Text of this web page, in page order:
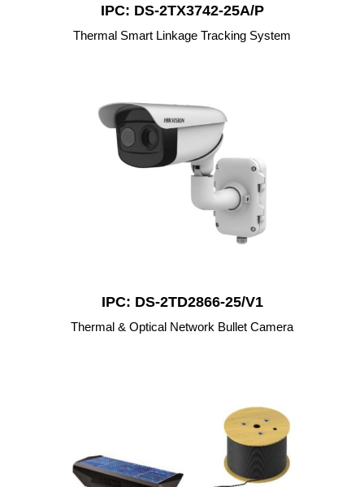
IPC: DS-2TX3742-25A/P
Thermal Smart Linkage Tracking System
IPC: DS-2TD2866-25/V1
Thermal & Optical Network Bullet Camera